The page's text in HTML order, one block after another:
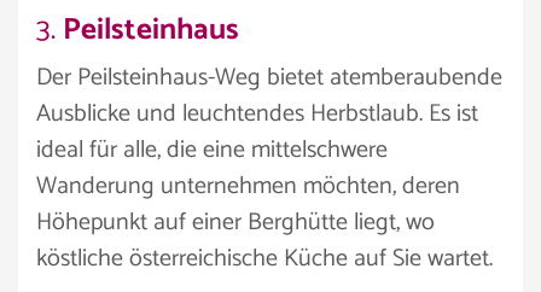
3.Peilsteinhaus
Der Peilsteinhaus-Weg bietet atemberaubende
Ausblicke und leuchtendes Herbstlaub. Es ist
ideal für alle, die eine mittelschwere
Wanderung unternehmen möchten, deren
Höhepunkt auf einer Berghütte liegt, wo
köstliche österreichische Küche auf Sie wartet.